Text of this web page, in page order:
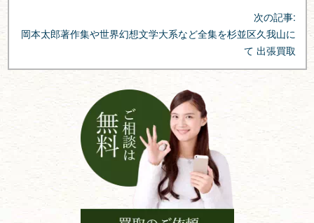
ゲ
ー
シ
次の記事:
岡本太郎著作集や世界幻想文学大系など全集を杉並区久我山に
て 出張買取